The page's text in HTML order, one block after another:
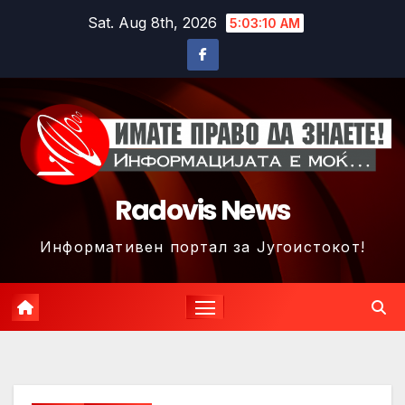
Sat. Aug 8th, 2026 5:03:13 AM
Radovis News
Информативен портал за Југоистокот!